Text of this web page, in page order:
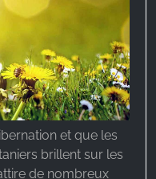
et que les
brillent sur les
de nombreux